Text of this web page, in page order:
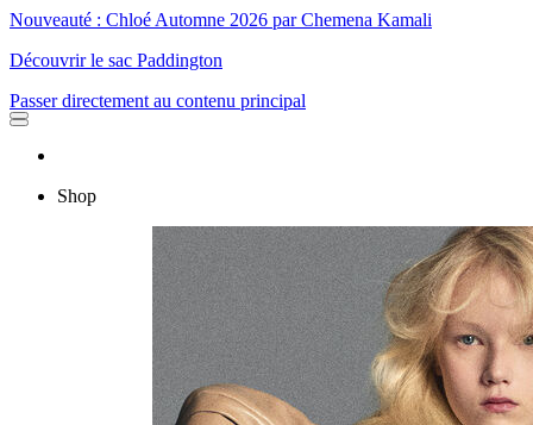
Nouveauté : Chloé Automne 2026 par Chemena Kamali
Découvrir le sac Paddington
Passer directement au contenu principal
Shop